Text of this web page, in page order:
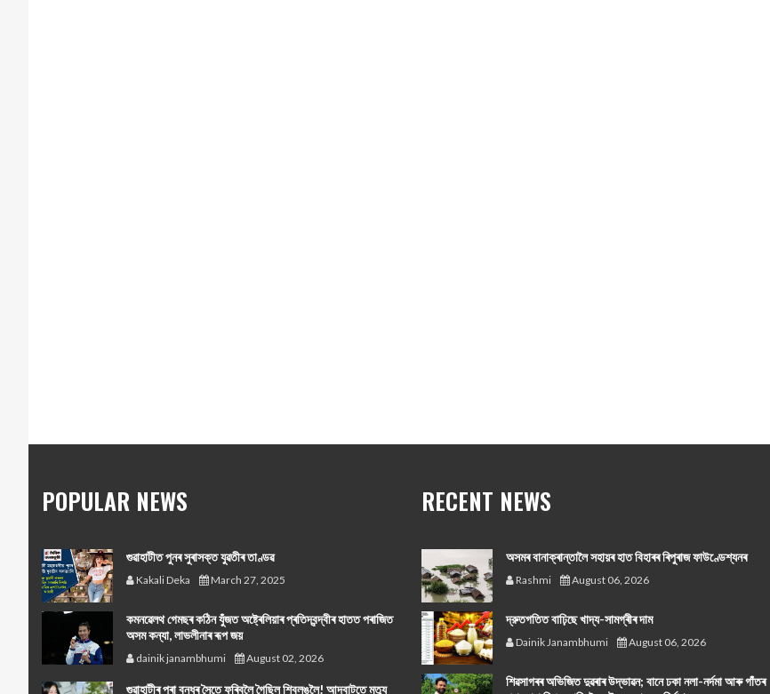
POPULAR NEWS
গুৱাহাটীত পুনৰ সুৰাসক্ত যুৱতীৰ তাণ্ডৱ
Kakali Deka March 27, 2025
কমনৱেলথ গেমছৰ কঠিন যুঁজত অষ্ট্ৰেলিয়াৰ প্ৰতিদ্বন্দ্বীৰ হাতত পৰাজিত
অসম কন্যা, লাভলীনাৰ ৰূপ জয়
dainik janambhumi August 02, 2026
গুৱাহাটীৰ পৰা বন্ধুৰ সৈতে ফুৰিবলৈ গৈছিল শ্বিলঙলৈ! আদবাটতে মৃত্যু
RECENT NEWS
অসমৰ বানাক্ৰান্তালৈ সহায়ৰ হাত বিহাৰৰ ৰিপুৰাজ ফাউণ্ডেশ্যনৰ
Rashmi August 06, 2026
দ্রুতগতিত বাঢ়িছে খাদ্য-সামগ্ৰীৰ দাম
Dainik Janambhumi August 06, 2026
শিৱসাগৰৰ অভিজিত দুৱৰাৰ উদ্ভাৱন; বানে ঢকা নলা-নৰ্দমা আৰু গাঁতৰ